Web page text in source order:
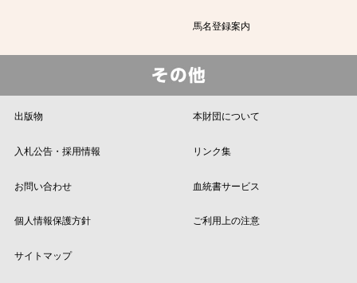
馬名登録案内
出版物 本財団について
入札公告・採用情報 リンク集
お問い合わせ 血統書サービス
個人情報保護方針 ご利用上の注意
サイトマップ